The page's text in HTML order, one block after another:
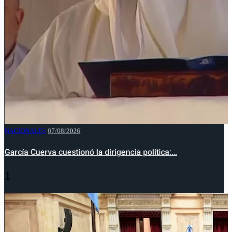
NACIONALES 07/08/2026
García Cuerva cuestionó la dirigencia política:…
1